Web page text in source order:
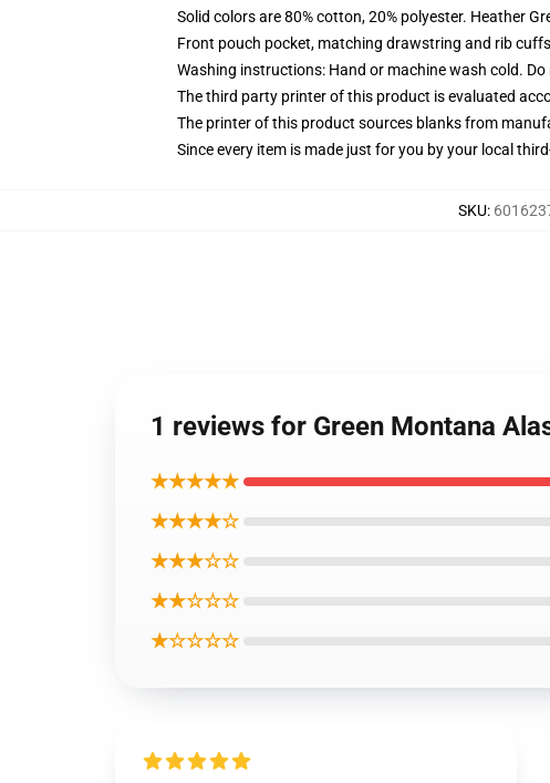
Solid colors are 80% cotton, 20% polyester. Heather
Front pouch pocket, matching drawstring and rib cuffs
Washing instructions: Hand or machine wash cold.
The third party printer of this product is evaluated
The printer of this product sources blanks from
Since every item is made just for you by your local
SKU:
1 reviews for Green Montana
★★★★★
★★★★☆
★★★☆☆
★★☆☆☆
★☆☆☆☆